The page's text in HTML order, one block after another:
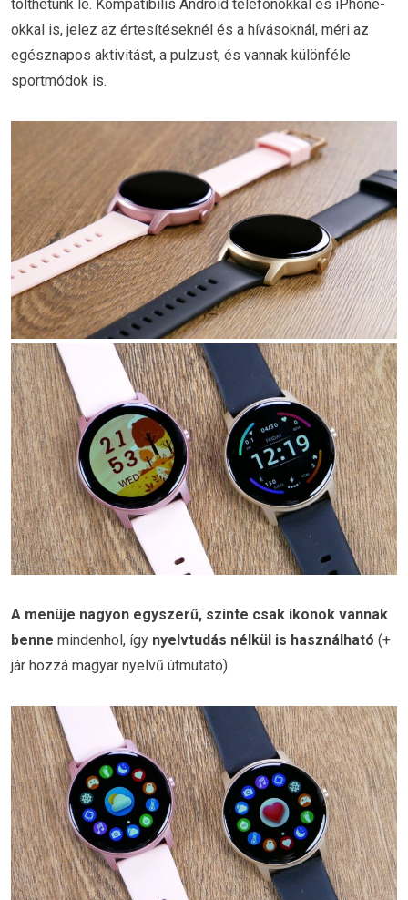
tölthetünk le. Kompatibilis Android telefonokkal és iPhone-
okkal is, jelez az értesítéseknél és a hívásoknál, méri az
egésznapos aktivitást, a pulzust, és vannak különféle
sportmódok is.
A menüje nagyon egyszerű, szinte csak ikonok vannak
benne mindenhol, így nyelvtudás nélkül is használható (+
jár hozzá magyar nyelvű útmutató).